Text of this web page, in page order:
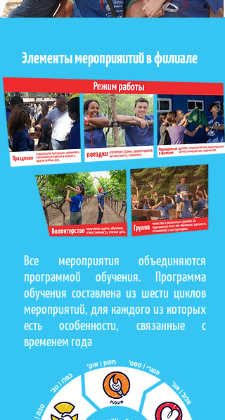
Элементы мероприяитий в филиале
Все мероприятия объединяются
программой обучения. Программа
обучения составлена из шести циклов
мероприятий, для каждого из которых
есть особенности, связанные с
временем года